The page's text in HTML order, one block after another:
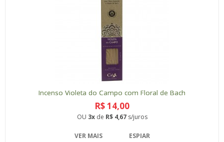
Incenso Violeta do Campo com Floral de Bach
R$ 14,00
OU 3xde R$ 4,67s/juros
VER MAIS ESPIAR